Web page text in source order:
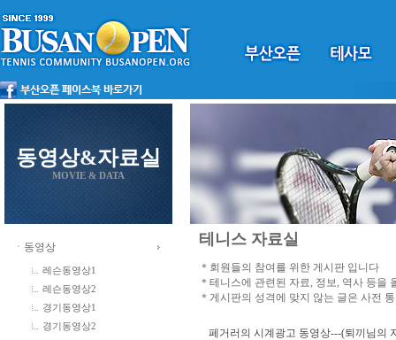
동영상&자료실
MOVIE & DATA
ㆍ동영상
레슨동영상1
레슨동영상2
경기동영상1
경기동영상2
테니스 자료실
＊회원들의 참여를 위한 게시판 입니다
＊테니스에 관련된 자료, 정보, 역사 등을
＊게시판의 성격에 맞지 않는 글은 사전
페거러의 시계광고 동영상---(퇴끼님의